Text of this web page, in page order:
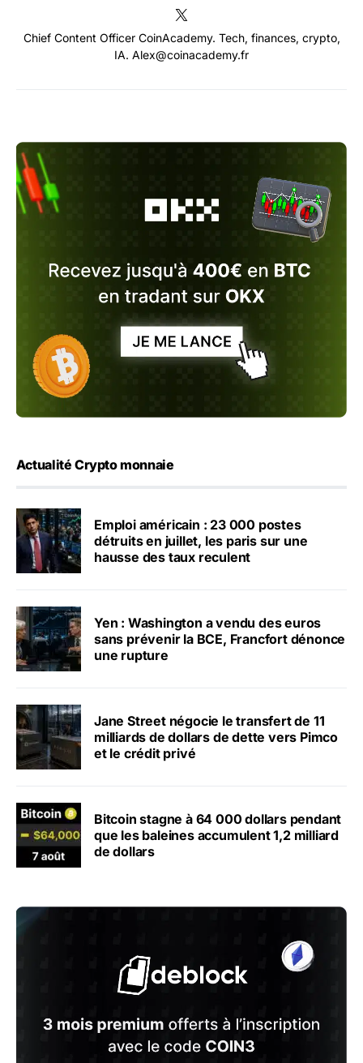
Chief Content Officer CoinAcademy. Tech, finances, crypto,
IA. Alex@coinacademy.fr
Actualité Crypto monnaie
Emploi américain : 23 000 postes
détruits en juillet, les paris sur une
hausse des taux reculent
Yen : Washington a vendu des euros
sans prévenir la BCE, Francfort dénonce
une rupture
Jane Street négocie le transfert de 11
milliards de dollars de dette vers Pimco
et le crédit privé
Bitcoin stagne à 64 000 dollars pendant
que les baleines accumulent 1,2 milliard
de dollars